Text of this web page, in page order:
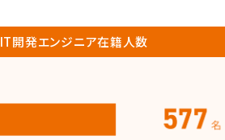
IT開発エンジニア在籍人数